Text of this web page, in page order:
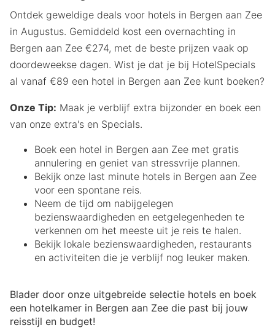
Ontdek geweldige deals voor hotels in Bergen aan Zee
in Augustus. Gemiddeld kost een overnachting in
Bergen aan Zee €274, met de beste prijzen vaak op
doordeweekse dagen. Wist je dat je bij HotelSpecials
al vanaf €89 een hotel in Bergen aan Zee kunt boeken?
Onze Tip: Maak je verblijf extra bijzonder en boek een
van onze extra's en Specials.
Boek een hotel in Bergen aan Zee met gratis
annulering en geniet van stressvrije plannen.
Bekijk onze last minute hotels in Bergen aan Zee
voor een spontane reis.
Neem de tijd om nabijgelegen
bezienswaardigheden en eetgelegenheden te
verkennen om het meeste uit je reis te halen.
Bekijk lokale bezienswaardigheden, restaurants
en activiteiten die je verblijf nog leuker maken.
Blader door onze uitgebreide selectie hotels en boek
een hotelkamer in Bergen aan Zee die past bij jouw
reisstijl en budget!